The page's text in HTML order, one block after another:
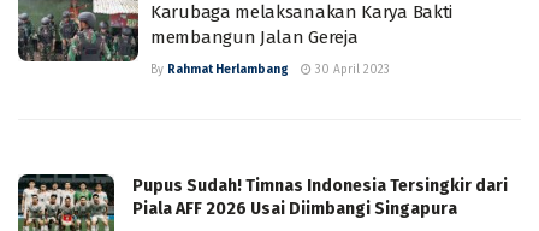
Karubaga melaksanakan Karya Bakti
membangun Jalan Gereja
By Rahmat Herlambang 30 April 2023
Pupus Sudah! Timnas Indonesia Tersingkir dari
Piala AFF 2026 Usai Diimbangi Singapura